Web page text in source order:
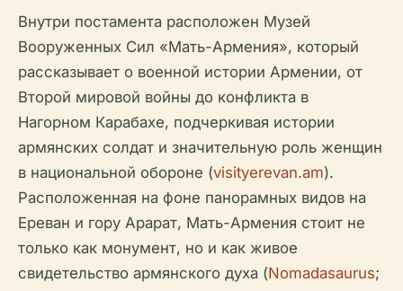
Внутри постамента расположен Музей
Вооруженных Сил «Мать-Армения», который
рассказывает о военной истории Армении, от
Второй мировой войны до конфликта в
Нагорном Карабахе, подчеркивая истории
армянских солдат и значительную роль женщин
в национальной обороне (visityerevan.am).
Расположенная на фоне панорамных видов на
Ереван и гору Арарат, Мать-Армения стоит не
только как монумент, но и как живое
свидетельство армянского духа (Nomadasaurus;